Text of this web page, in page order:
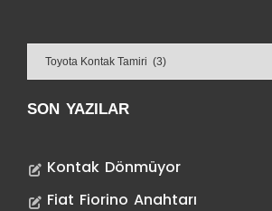
SON YAZILAR
Kontak Dönmüyor
Fiat Fiorino Anahtarı